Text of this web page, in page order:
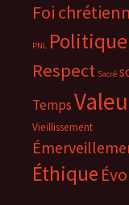
Foi
PNL Politique
Respect Sacré
Temps
Vieillissement
Éthique